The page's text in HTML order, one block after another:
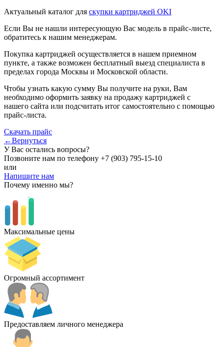
Актуальный каталог для скупки картриджей OKI
Если Вы не нашли интересующую Вас модель в прайс-листе,
обратитесь к нашим менеджерам.
Покупка картриджей осуществляется в нашем приемном
пункте, а также возможен бесплатный выезд специалиста в
пределах города Москвы и Московской области.
Чтобы узнать какую сумму Вы получите на руки, Вам
необходимо оформить заявку на продажу картриджей с
нашего сайта или подсчитать итог самостоятельно с помощью
прайс-листа.
Скачать прайс
←Вернуться
У Вас остались вопросы?
Позвоните нам по телефону +7 (903) 795-15-10
или
Напишите нам
Почему именно мы?
Максимальные цены
Огромный ассортимент
Предоставляем личного менеджера